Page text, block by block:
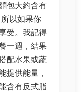
包大約含有
以如果你
受。我記得
一週，結果
配水果或蔬
提供能量，
含有反式脂